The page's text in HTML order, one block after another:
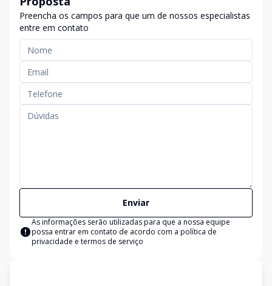
Preencha os campos para que um de nossos especialistas
entre em contato
Enviar
As informações serão utilizadas para que a nossa equipe
possa entrar em contato de acordo com a política de
privacidade e termos de serviço